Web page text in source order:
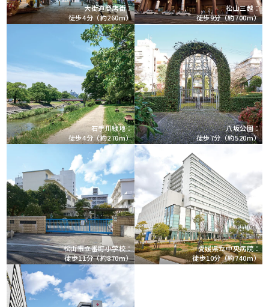
大街道商店街：
徒歩4分（約260m）
松山三越：
徒歩9分（約700m）
石手川緑地：
徒歩4分（約270m）
八坂公園：
徒歩7分（約520m）
松山市立番町小学校：
徒歩11分（約870m）
愛媛県立中央病院：
徒歩10分（約740m）